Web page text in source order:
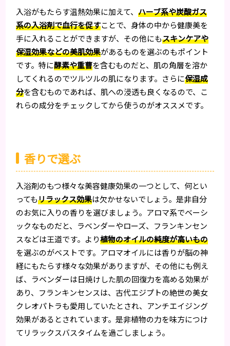
入浴がもたらす温熱効果に加えて、ハーブ系や炭酸ガス
系の入浴剤で血行を促すことで、身体の中から健康美を
手に入れることができますが、その他にもスキンケアや
保湿効果などの美肌効果があるものを選ぶのもポイント
です。特に酵素や重曹を含むものだと、肌の角層を溶か
してくれるのでツルツルの肌になります。さらに保湿成
分を含むものであれば、肌への浸透も良くなるので、こ
れらの成分をチェックしてから使うのがオススメです。
香りで選ぶ
入浴剤のもつ様々な美容健康効果の一つとして、何とい
ってもリラックス効果は欠かせないでしょう。是非自分
のお気に入りの香りを選びましょう。アロマ系でベーシ
ックなものだと、ラベンダーやローズ、フランキンセン
スなどは王道です。より植物のオイルの純度が高いもの
を選ぶのがベストです。アロマオイルには香りが脳の神
経にもたらす様々な効果がありますが、その他にも例え
ば、ラベンダーは日焼けした肌の回復力を高める効果が
あり、フランキンセンスは、古代エジプトの絶世の美女
クレオパトラも愛用していたとされ、アンチエイジング
効果があるとされています。是非植物の力を味方につけ
てリラックスバスタイムを過ごしましょう。